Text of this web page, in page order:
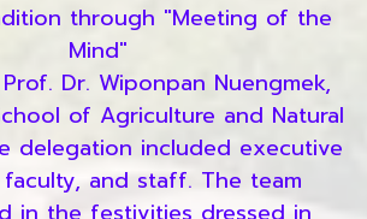
through "Meeting of the
Mind"
Dr. Wiponpan Nuengmek,
of Agriculture and Natural
delegation included executive
faculty, and staff. The team